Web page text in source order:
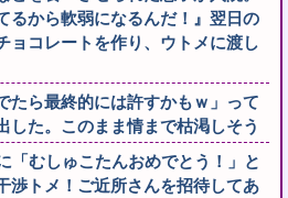
るから軟弱になるんだ！』翌日の
ョコレートを作り、ウトメに渡し
たら最終的には許すかもｗ」って
した。このまま情まで枯渇しそう
「むしゅこたんおめでとう！」と
渉トメ！ご近所さんを招待してあ